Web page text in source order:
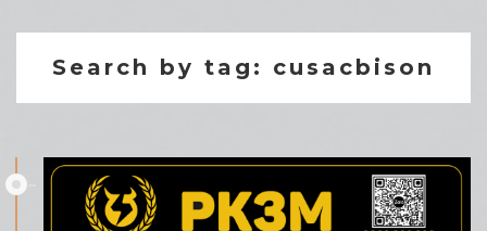
Search by tag: cusacbison